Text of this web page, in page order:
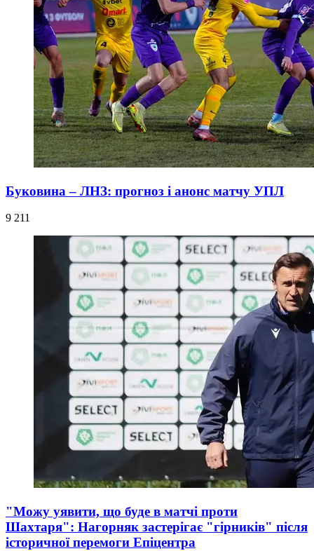
Буковина – ЛНЗ: прогноз і анонс матчу УПЛ
9 211
"Можу уявити, що буде в матчі проти
Шахтаря": Нагорняк застерігає "гірників" після
історичної перемоги Епіцентра